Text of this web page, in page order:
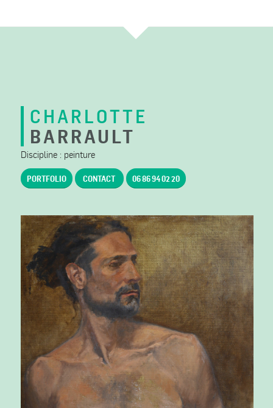
CHARLOTTE
BARRAULT
Discipline : peinture
PORTFOLIO CONTACT 06 86 94 02 20